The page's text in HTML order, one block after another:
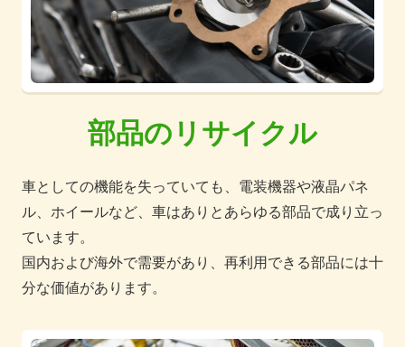
部品のリサイクル
車としての機能を失っていても、電装機器や液晶パネ
ル、ホイールなど、車はありとあらゆる部品で成り立っ
ています。
国内および海外で需要があり、再利用できる部品には十
分な価値があります。